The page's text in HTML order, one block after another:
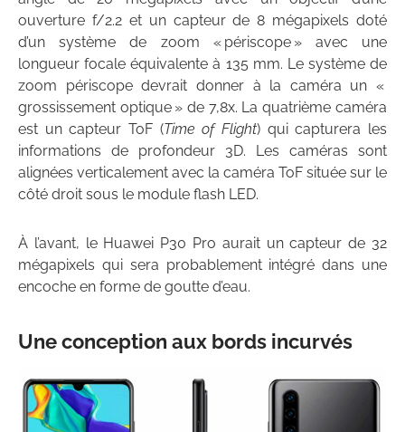
ouverture f/2.2 et un capteur de 8 mégapixels doté
d’un système de zoom « périscope » avec une
longueur focale équivalente à 135 mm. Le système de
zoom périscope devrait donner à la caméra un «
grossissement optique » de 7,8x. La quatrième caméra
est un capteur ToF (Time of Flight) qui capturera les
informations de profondeur 3D. Les caméras sont
alignées verticalement avec la caméra ToF située sur le
côté droit sous le module flash LED.
À l’avant, le Huawei P30 Pro aurait un capteur de 32
mégapixels qui sera probablement intégré dans une
encoche en forme de goutte d’eau.
Une conception aux bords incurvés